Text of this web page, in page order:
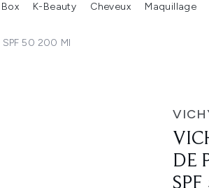
Accédez au sous-menu (Marques) Accédez au sous-menu (Nouveautés)Accédez au sous-menu (Beauty Box)
K-Beauty Cheveux Maquillage
50 200 Ml
50 200 ml
DE